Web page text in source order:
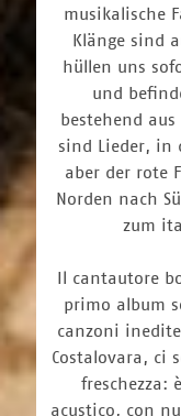
musikalische
Klänge sind
hüllen uns
und
bestehend aus
sind Lieder, in
aber der rote
Norden nach
zum
Il cantautore
primo album
canzoni
Costalovara, ci
freschezza:
acustico, con